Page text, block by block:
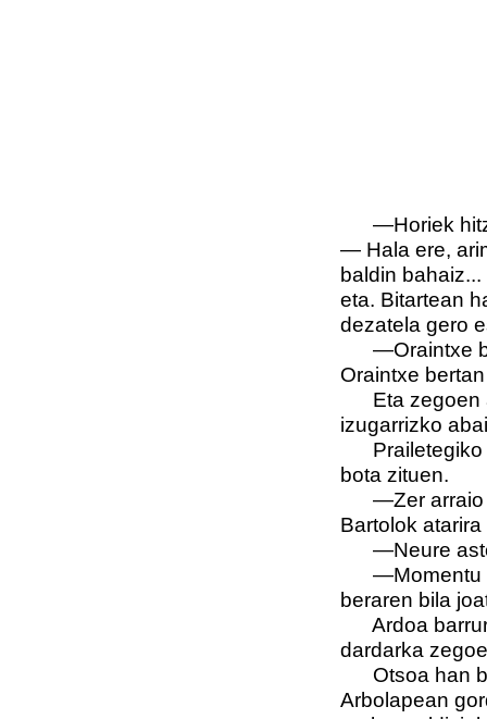
—Horiek hitz
— Hala ere,
baldin
eta. Bitartean
dezatela gero
—Oraintxe
Oraintxe
Eta zegoen
izugarrizko
Prailetegiko
bota zituen.
—Zer arraio
Bartolok
—Neure
—Momentu
beraren bila
Ardoa
dardarka
Otsoa han
Arbolapean